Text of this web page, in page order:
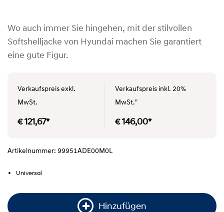
Wo auch immer Sie hingehen, mit der stilvollen
Softshelljacke von Hyundai machen Sie garantiert
eine gute Figur.
Verkaufspreis exkl.
MwSt.
€ 121,67*
Verkaufspreis inkl. 20%
MwSt."
€ 146,00*
Artikelnummer: 99951ADE00M0L
Universal
Hinzufügen